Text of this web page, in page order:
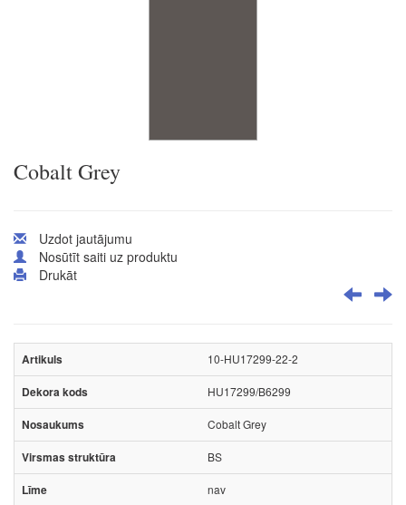
Cobalt Grey
Uzdot jautājumu
Nosūtīt saiti uz produktu
Drukāt
10-HU17299-22-2
HU17299/B6299
Cobalt Grey
BS
nav